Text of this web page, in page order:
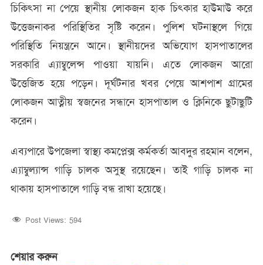
চিকিৎসা না পেয়ে স্থানীয় লোকজন হাক চিৎকার হাউমাউ করে
উত্তেজনাকর পরিস্থিতির সৃষ্টি করেন। পুলিশ ঘটনাস্থলে গিয়ে
পরিস্থিতি নিয়ন্ত্রনে আনে। স্থানীয়দের অভিযোগ হাসপাতালের
সরকারি এ্যাম্বুলেন্স পাওয়া যায়নি। এতে লোকজন আরো
উত্তেজিত হয়ে পড়েন। দূর্ঘটনার খবর পেয়ে আশপাশ গ্রামের
লোকজন আত্নীয় স্বজনের সন্ধানে হাসপাতাল ও ক্লিনিকে ছুটাছুটি
করেন।
এব্যপারে উপজেলা স্বাস্থ্য কমপ্লেক্স কর্মকর্তা আবদুর রহমান বলেন,
এ্যাম্বুল্যান্স গাড়ি চালক অসুস্থ রয়েছেন। তাই গাড়ি চালক না
থাকায় হাসপাতালে গাড়ি বন্ধ রাখা হয়েছে।
Post Views: 594
শেয়ার করুন